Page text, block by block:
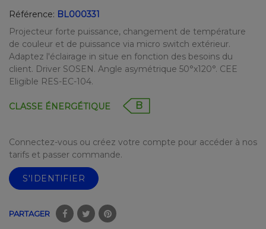
Référence: BL000331
Projecteur forte puissance, changement de température
de couleur et de puissance via micro switch extérieur.
Adaptez l'éclairage in situe en fonction des besoins du
client. Driver SOSEN. Angle asymétrique 50°x120°. CEE
Eligible RES-EC-104.
CLASSE ÉNERGÉTIQUE B
Connectez-vous ou créez votre compte pour accéder à nos
tarifs et passer commande.
S'IDENTIFIER
PARTAGER